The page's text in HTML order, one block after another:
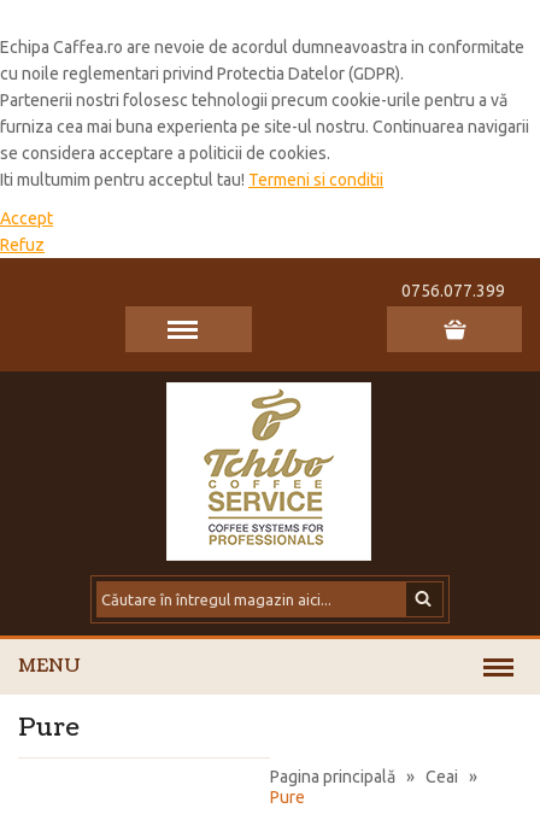
Echipa Caffea.ro are nevoie de acordul dumneavoastra in conformitate
cu noile reglementari privind Protectia Datelor (GDPR).
Partenerii nostri folosesc tehnologii precum cookie-urile pentru a vă
furniza cea mai buna experienta pe site-ul nostru. Continuarea navigarii
se considera acceptare a politicii de cookies.
Iti multumim pentru acceptul tau! Termeni si conditii
Accept
Refuz
0756.077.399
MENU
Pagina principală » Ceai
»
Pure
Pure